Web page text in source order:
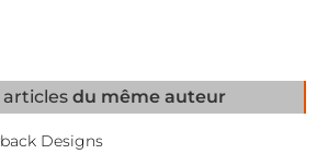
du même auteur
Designs